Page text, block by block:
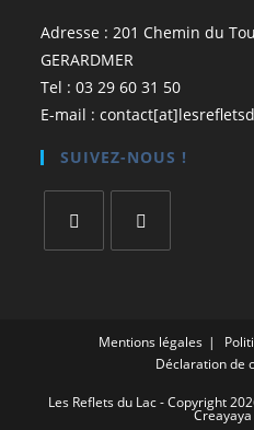
Adresse : 201 Chemin du
GERARDMER
Tel : 03 29 60 31 50
E-mail :
SUIVEZ-NOUS !
Mentions légales
Déclaration de
Les Reflets du Lac - Copyright